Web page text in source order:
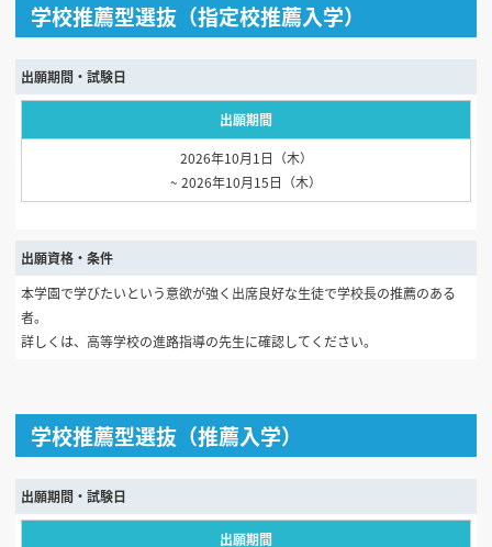
学校推薦型選抜（指定校推薦入学）
出願期間・試験日
出願期間
2026年10月1日（木）
~ 2026年10月15日（木）
出願資格・条件
本学園で学びたいという意欲が強く出席良好な生徒で学校長の推薦のある
者。
詳しくは、高等学校の進路指導の先生に確認してください。
学校推薦型選抜（推薦入学）
出願期間・試験日
出願期間